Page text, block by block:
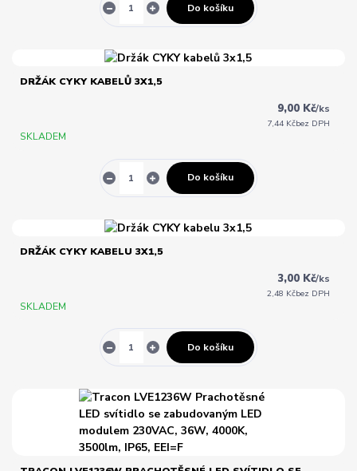
Do košíku
DRŽÁK CYKY KABELŮ 3X1,5
9,00 Kč/ks
7,44 Kčbez DPH
SKLADEM
Do košíku
DRŽÁK CYKY KABELU 3X1,5
3,00 Kč/ks
2,48 Kčbez DPH
SKLADEM
Do košíku